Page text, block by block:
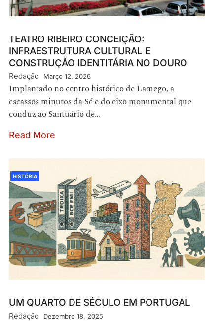
TEATRO RIBEIRO CONCEIÇÃO:
INFRAESTRUTURA CULTURAL E
CONSTRUÇÃO IDENTITÁRIA NO DOURO
Redação Março 12, 2026
Implantado no centro histórico de Lamego, a
escassos minutos da Sé e do eixo monumental que
conduz ao Santuário de…
Read More
HISTÓRIA
UM QUARTO DE SÉCULO EM PORTUGAL
Redação Dezembro 18, 2025